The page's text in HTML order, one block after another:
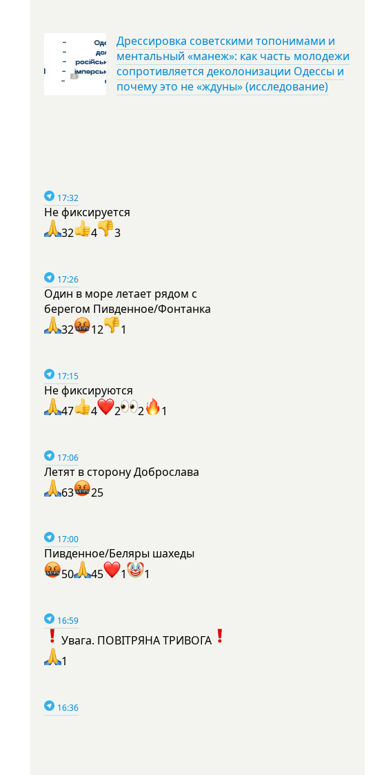
Дрессировка советскими топонимами и
ментальный «манеж»: как часть молодежи
сопротивляется деколонизации Одессы и
почему это не «ждуны» (исследование)
17:32
Не фиксируется
32
4 3
17:26
Один в море летает рядом с
берегом Пивденное/Фонтанка
32
12 1
17:15
Не фиксируются
47
4 2 2 1
17:06
Летят в сторону Доброслава
63
25
17:00
Пивденное/Беляры шахеды
50
45 1 1
16:59
Увага. ПОВІТРЯНА ТРИВОГА
1
16:36